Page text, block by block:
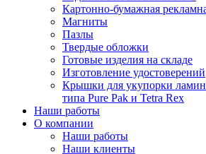
Картонно-бумажная
Магниты
Пазлы
Твердые обложки
Готовые изделия на складе
Изготовление удостоверений
Крышки для укупорки
типа Pure Pak и Tetra Rex
Наши работы
О компании
Наши работы
Наши клиенты